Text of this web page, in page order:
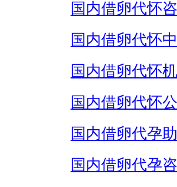
国内借卵代怀
国内借卵代怀
国内借卵代怀
国内借卵代怀
国内借卵代孕
国内借卵代孕